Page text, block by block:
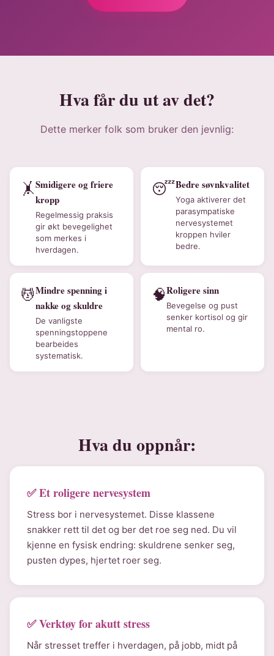
Hva får du ut av det?
Dette merker folk som bruker den jevnlig:
🤸Smidigere og friere
kropp
Regelmessig praksis
gir økt bevegelighet
som merkes i
hverdagen.
😴Bedre søvnkvalitet
Yoga aktiverer det
parasympatiske
nervesystemet
kroppen hviler
bedre.
💆Mindre spenning i
nakke og skuldre
De vanligste
spenningstoppene
bearbeides
systematisk.
🧠Roligere sinn
Bevegelse og pust
senker kortisol og gir
mental ro.
Hva du oppnår:
✅ Et roligere nervesystem
Stress bor i nervesystemet. Disse klassene
snakker rett til det og ber det roe seg ned. Du vil
kjenne en fysisk endring: skuldrene senker seg,
pusten dypes, hjertet roer seg.
✅ Verktøy for akutt stress
Når stresset treffer i hverdagen, på jobb, midt på